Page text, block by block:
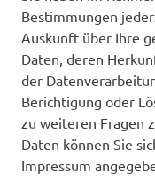
Bestimmungen
Auskunft über Ihre
Daten, deren
der
Berichtigung oder
zu weiteren Fragen
Daten können Sie
Impressum